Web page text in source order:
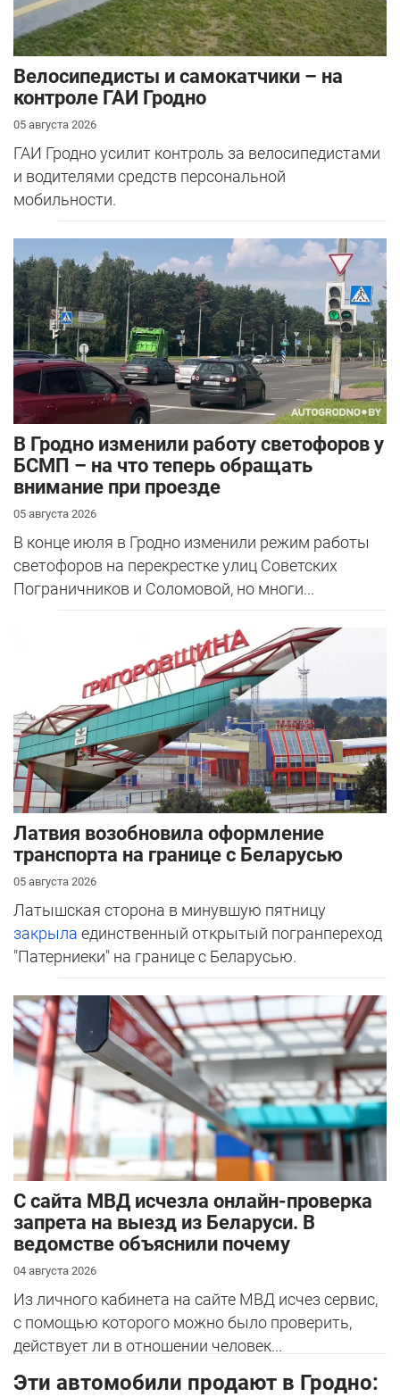
Велосипедисты и самокатчики – на
контроле ГАИ Гродно
05 августа 2026
ГАИ Гродно усилит контроль за велосипедистами
и водителями средств персональной
мобильности.
В Гродно изменили работу светофоров у
БСМП – на что теперь обращать
внимание при проезде
05 августа 2026
В конце июля в Гродно изменили режим работы
светофоров на перекрестке улиц Советских
Пограничников и Соломовой, но многи...
Латвия возобновила оформление
транспорта на границе с Беларусью
05 августа 2026
Латышская сторона в минувшую пятницу
закрыла единственный открытый погранпереход
"Патерниеки" на границе с Беларусью.
С сайта МВД исчезла онлайн-проверка
запрета на выезд из Беларуси. В
ведомстве объяснили почему
04 августа 2026
Из личного кабинета на сайте МВД исчез сервис,
с помощью которого можно было проверить,
действует ли в отношении человек...
Эти автомобили продают в Гродно: